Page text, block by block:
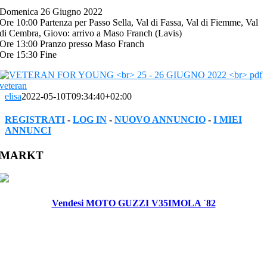
Domenica 26 Giugno 2022
Ore 10:00 Partenza per Passo Sella, Val di Fassa, Val di Fiemme, Val
di Cembra, Giovo: arrivo a Maso Franch (Lavis)
Ore 13:00 Pranzo presso Maso Franch
Ore 15:30 Fine
elisa2022-05-10T09:34:40+02:00
REGISTRATI - LOG IN - NUOVO ANNUNCIO - I MIEI
ANNUNCI
Facebook
Twitter
Reddit
LinkedIn
WhatsApp
Tumblr
Pinterest
Vk
Xing
Email
MARKT
Vendesi MOTO GUZZI V35IMOLA ´82